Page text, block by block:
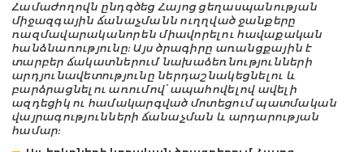
Համաժողովն ընդգծեց Հայոց ցեղասպանության
միջազգային ճանաչմանն ուղղված ջանքերը
ռազմավարականորեն միավորելու հավաքական
հանձնառությունը: Այս ծրագիրը առանցքային է
տարբեր ճակատներում նախաձեռնությունների
արդյունավետությունը ներդաշնակեցնելու և
բարձրացնելու առումով՝ ապահովելով ավելի
ազդեցիկ ու համակարգված մոտեցում պատմական
վայրագությունների ճանաչման և արդարության
համար: